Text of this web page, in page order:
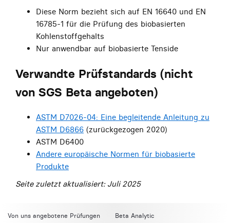
Diese Norm bezieht sich auf EN 16640 und EN
16785-1 für die Prüfung des biobasierten
Kohlenstoffgehalts
Nur anwendbar auf biobasierte Tenside
Verwandte Prüfstandards (nicht
von SGS Beta angeboten)
ASTM D7026-04: Eine begleitende Anleitung zu
ASTM D6866 (zurückgezogen 2020)
ASTM D6400
Andere europäische Normen für biobasierte
Produkte
Seite zuletzt aktualisiert: Juli 2025